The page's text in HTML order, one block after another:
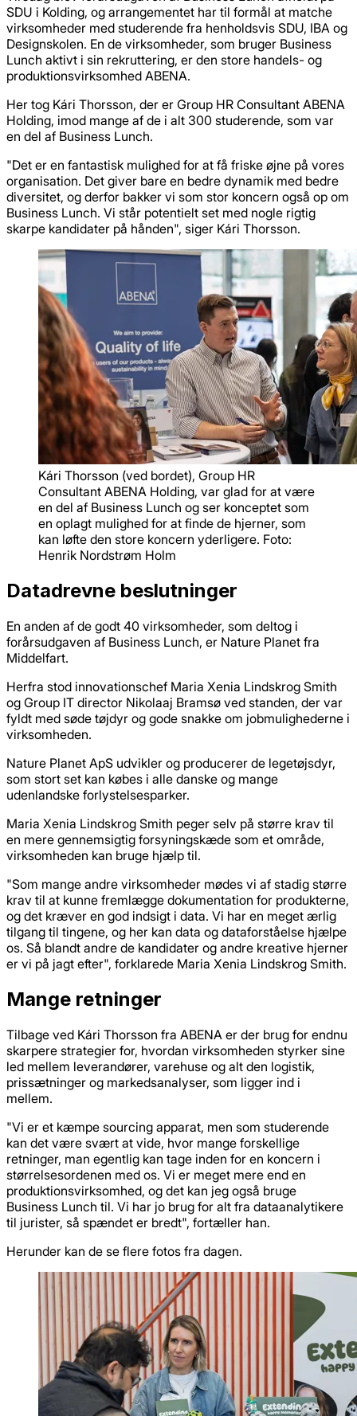
SDU i Kolding, og arrangementet har til formål at matche
virksomheder med studerende fra henholdsvis SDU, IBA og
Designskolen. En de virksomheder, som bruger Business
Lunch aktivt i sin rekruttering, er den store handels- og
produktionsvirksomhed ABENA.
Her tog Kári Thorsson, der er Group HR Consultant ABENA
Holding, imod mange af de i alt 300 studerende, som var
en del af Business Lunch.
"Det er en fantastisk mulighed for at få friske øjne på vores
organisation. Det giver bare en bedre dynamik med bedre
diversitet, og derfor bakker vi som stor koncern også op om
Business Lunch. Vi står potentielt set med nogle rigtig
skarpe kandidater på hånden", siger Kári Thorsson.
Kári Thorsson (ved bordet), Group HR
Consultant ABENA Holding, var glad for at være
en del af Business Lunch og ser konceptet som
en oplagt mulighed for at finde de hjerner, som
kan løfte den store koncern yderligere. Foto:
Henrik Nordstrøm Holm
Datadrevne beslutninger
En anden af de godt 40 virksomheder, som deltog i
forårsudgaven af Business Lunch, er Nature Planet fra
Middelfart.
Herfra stod innovationschef Maria Xenia Lindskrog Smith
og Group IT director Nikolaaj Bramsø ved standen, der var
fyldt med søde tøjdyr og gode snakke om jobmulighederne i
virksomheden.
Nature Planet ApS udvikler og producerer de legetøjsdyr,
som stort set kan købes i alle danske og mange
udenlandske forlystelsesparker.
Maria Xenia Lindskrog Smith peger selv på større krav til
en mere gennemsigtig forsyningskæde som et område,
virksomheden kan bruge hjælp til.
"Som mange andre virksomheder mødes vi af stadig større
krav til at kunne fremlægge dokumentation for produkterne,
og det kræver en god indsigt i data. Vi har en meget ærlig
tilgang til tingene, og her kan data og dataforståelse hjælpe
os. Så blandt andre de kandidater og andre kreative hjerner
er vi på jagt efter", forklarede Maria Xenia Lindskrog Smith.
Mange retninger
Tilbage ved Kári Thorsson fra ABENA er der brug for endnu
skarpere strategier for, hvordan virksomheden styrker sine
led mellem leverandører, varehuse og alt den logistik,
prissætninger og markedsanalyser, som ligger ind i
mellem.
"Vi er et kæmpe sourcing apparat, men som studerende
kan det være svært at vide, hvor mange forskellige
retninger, man egentlig kan tage inden for en koncern i
størrelsesordenen med os. Vi er meget mere end en
produktionsvirksomhed, og det kan jeg også bruge
Business Lunch til. Vi har jo brug for alt fra dataanalytikere
til jurister, så spændet er bredt", fortæller han.
Herunder kan de se flere fotos fra dagen.